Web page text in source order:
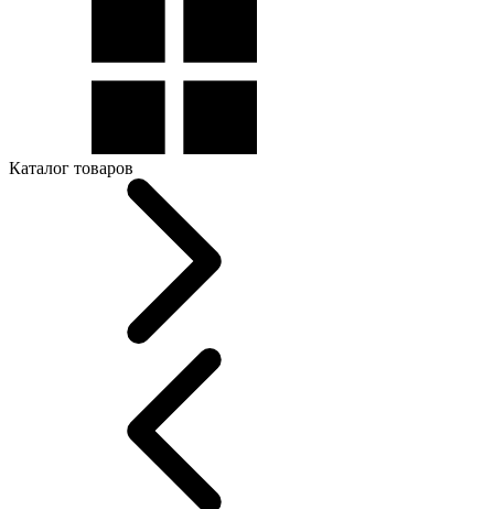
Каталог товаров